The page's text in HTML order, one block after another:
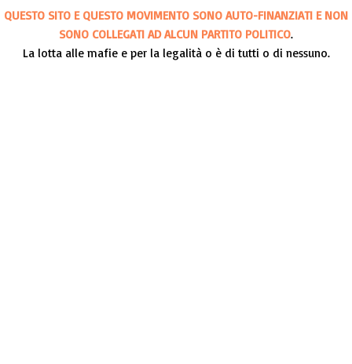
QUESTO SITO E QUESTO MOVIMENTO SONO AUTO-FINANZIATI E NON
SONO COLLEGATI AD ALCUN PARTITO POLITICO.
La lotta alle mafie e per la legalità o è di tutti o di nessuno.